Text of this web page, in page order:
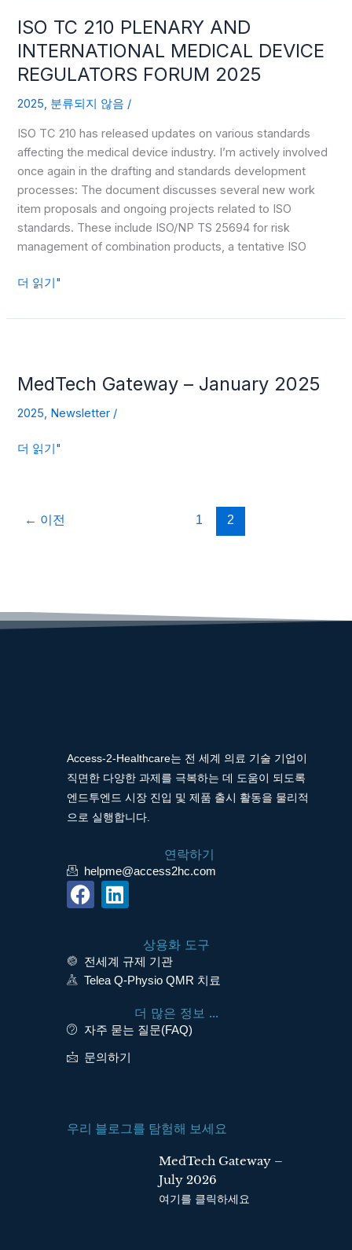
ISO TC 210 PLENARY AND
INTERNATIONAL MEDICAL DEVICE
REGULATORS FORUM 2025
2025, 분류되지 않음 /
ISO TC 210 has released updates on various standards
affecting the medical device industry. I’m actively involved
once again in the drafting and standards development
processes: The document discusses several new work
item proposals and ongoing projects related to ISO
standards. These include ISO/NP TS 25694 for risk
management of combination products, a tentative ISO
ISO
TC
PLENARY
AND
MEDICAL
DEVICE
REGULATORS
FORUM
2025
더 읽기"
MedTech Gateway – January 2025
2025, Newsletter /
–
2025
더 읽기"
← 이전 1 2
Access-2-Healthcare는 전 세계 의료 기술 기업이
직면한 다양한 과제를 극복하는 데 도움이 되도록
엔드투엔드 시장 진입 및 제품 출시 활동을 물리적
으로 실행합니다.
연락하기
helpme@access2hc.com
F
a
b
o
k
L
i
e
d
n
상용화 도구
전세계 규제 기관
Telea Q-Physio QMR 치료
더 많은 정보 ...
자주 묻는 질문(FAQ)
문의하기
우리 블로그를 탐험해 보세요
MedTech Gateway –
July 2026
여기를 클릭하세요